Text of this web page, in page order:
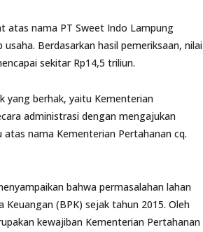
atas nama PT Sweet Indo Lampung
Berdasarkan hasil pemeriksaan, nilai
sekitar Rp14,5 triliun.
yang berhak, yaitu Kementerian
administrasi dengan mengajukan
nama Kementerian Pertahanan cq.
bahwa permasalahan lahan
(BPK) sejak tahun 2015. Oleh
kewajiban Kementerian Pertahanan